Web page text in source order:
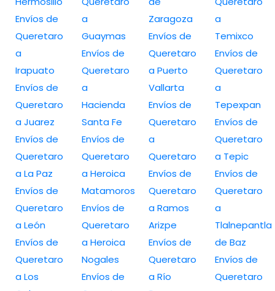
Envíos de
Queretaro
a
Irapuato
Envíos de
Queretaro
a Juarez
Envíos de
Queretaro
a La Paz
Envíos de
Queretaro
a León
Envíos de
Queretaro
a Los
a
Guaymas
Envíos de
Queretaro
a
Hacienda
Santa Fe
Envíos de
Queretaro
a Heroica
Matamoros
Envíos de
Queretaro
a Heroica
Nogales
Envíos de
Zaragoza
Envíos de
Queretaro
a Puerto
Vallarta
Envíos de
Queretaro
a
Queretaro
Envíos de
Queretaro
a Ramos
Arizpe
Envíos de
Queretaro
a Río
a
Temixco
Envíos de
Queretaro
a
Tepexpan
Envíos de
Queretaro
a Tepic
Envíos de
Queretaro
a
Tlalnepantla
de Baz
Envíos de
Queretaro